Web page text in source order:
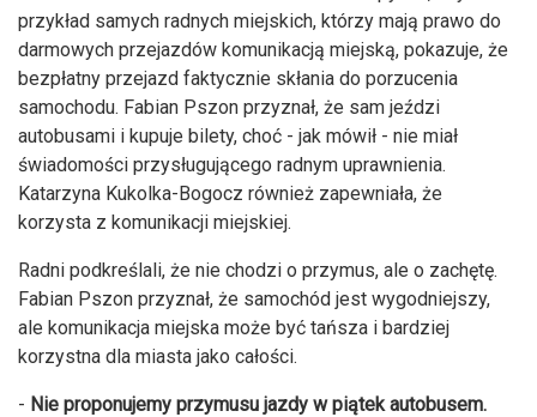
przykład samych radnych miejskich, którzy mają prawo do
darmowych przejazdów komunikacją miejską, pokazuje, że
bezpłatny przejazd faktycznie skłania do porzucenia
samochodu. Fabian Pszon przyznał, że sam jeździ
autobusami i kupuje bilety, choć - jak mówił - nie miał
świadomości przysługującego radnym uprawnienia.
Katarzyna Kukolka-Bogocz również zapewniała, że
korzysta z komunikacji miejskiej.
Radni podkreślali, że nie chodzi o przymus, ale o zachętę.
Fabian Pszon przyznał, że samochód jest wygodniejszy,
ale komunikacja miejska może być tańsza i bardziej
korzystna dla miasta jako całości.
- Nie proponujemy przymusu jazdy w piątek autobusem.